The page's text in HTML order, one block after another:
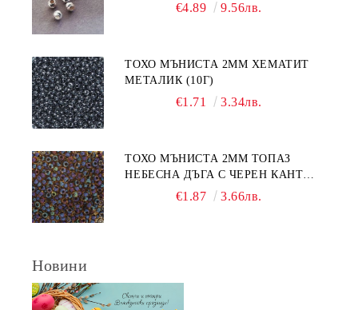
€4.89 9.56лв.
ТОХО МЪНИСТА 2ММ ХЕМАТИТ
МЕТАЛИК (10Г)
€1.71 3.34лв.
ТОХО МЪНИСТА 2ММ ТОПАЗ
НЕБЕСНА ДЪГА С ЧЕРЕН КАНТ
€1.87 3.66лв.
Новини